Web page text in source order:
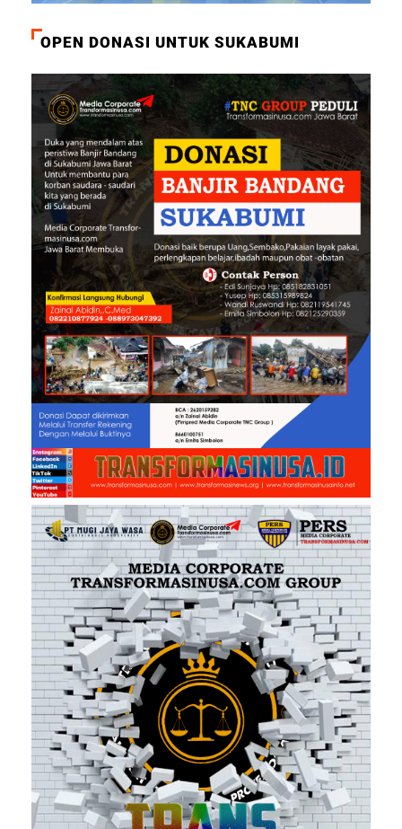
OPEN DONASI UNTUK SUKABUMI